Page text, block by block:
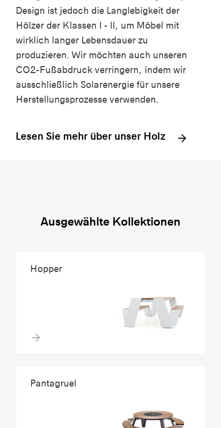
Design ist jedoch die Langlebigkeit der
Hölzer der Klassen I - II, um Möbel mit
wirklich langer Lebensdauer zu
produzieren. Wir möchten auch unseren
CO2-Fußabdruck verringern, indem wir
ausschließlich Solarenergie für unsere
Herstellungsprozesse verwenden.
Lesen Sie mehr über unser Holz
Ausgewählte Kollektionen
Hopper
Pantagruel